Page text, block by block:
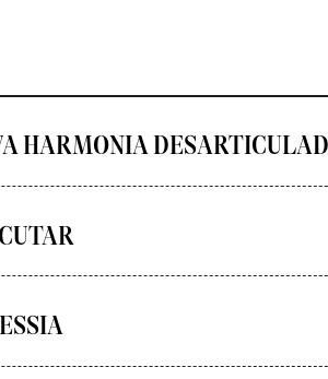
HARMONIA